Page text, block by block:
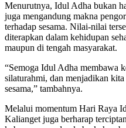
Menurutnya, Idul Adha bukan
juga mengandung makna
terhadap sesama. Nilai-nilai
diterapkan dalam kehidupan
maupun di tengah masyarakat.
“Semoga Idul Adha membawa
silaturahmi, dan menjadikan
sesama,” tambahnya.
Melalui momentum Hari Raya
Kalianget juga berharap